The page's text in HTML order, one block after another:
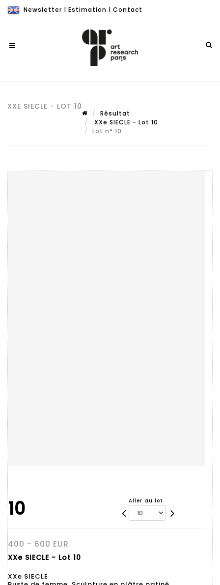
Newsletter | Estimation | Contact
XXE SIECLE - LOT 10
Résultat
XXe SIECLE - Lot 10
Lot n° 10
10 Aller au lot
400 - 600 EUR
XXe SIECLE - Lot 10
XXe SIECLE